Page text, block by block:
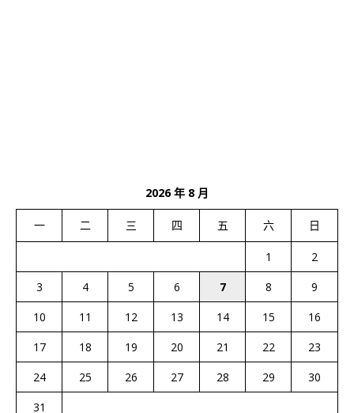
2026 年 8 月
一 二 三 四 五 六 日
1
2
3
4 5 6 7 8
9
10
11 12 13 14 15
16
17
18 19 20 21 22
23
24
25 26 27 28 29
30
31